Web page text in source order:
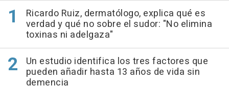
Ricardo Ruiz, dermatólogo, explica qué es
verdad y qué no sobre el sudor: "No elimina
toxinas ni adelgaza"
Un estudio identifica los tres factores que
pueden añadir hasta 13 años de vida sin
demencia